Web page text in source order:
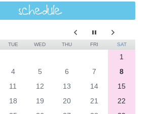
schedule
TUE WED THU FRI SAT
1
4 5 6 7
8
11 12 13 14
15
18 19 20 21
22